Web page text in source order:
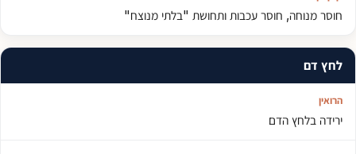
חוסר מנוחה, חוסר עכבות ותחושת "בלתי מנוצח"
לחץ דם
ירידה בלחץ הדם